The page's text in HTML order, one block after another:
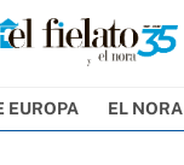
EUROPA EL NORA